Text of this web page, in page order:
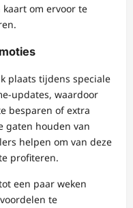
om ervoor te
plaats tijdens speciale
updates, waardoor
besparen of extra
gaten houden van
helpen om van deze
profiteren.
een paar weken
te